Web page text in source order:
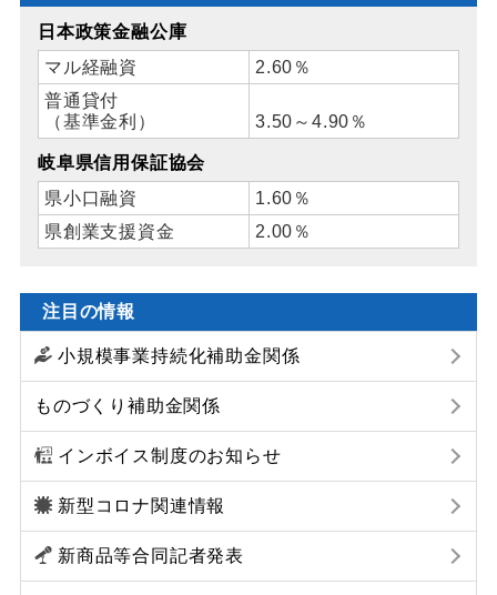
日本政策金融公庫
マル経融資
2.60％
普通貸付
（基準金利）
3.50～4.90％
岐阜県信用保証協会
県小口融資
1.60％
県創業支援資金
2.00％
注目の情報
小規模事業持続化補助金関係
ものづくり補助金関係
インボイス制度のお知らせ
新型コロナ関連情報
新商品等合同記者発表